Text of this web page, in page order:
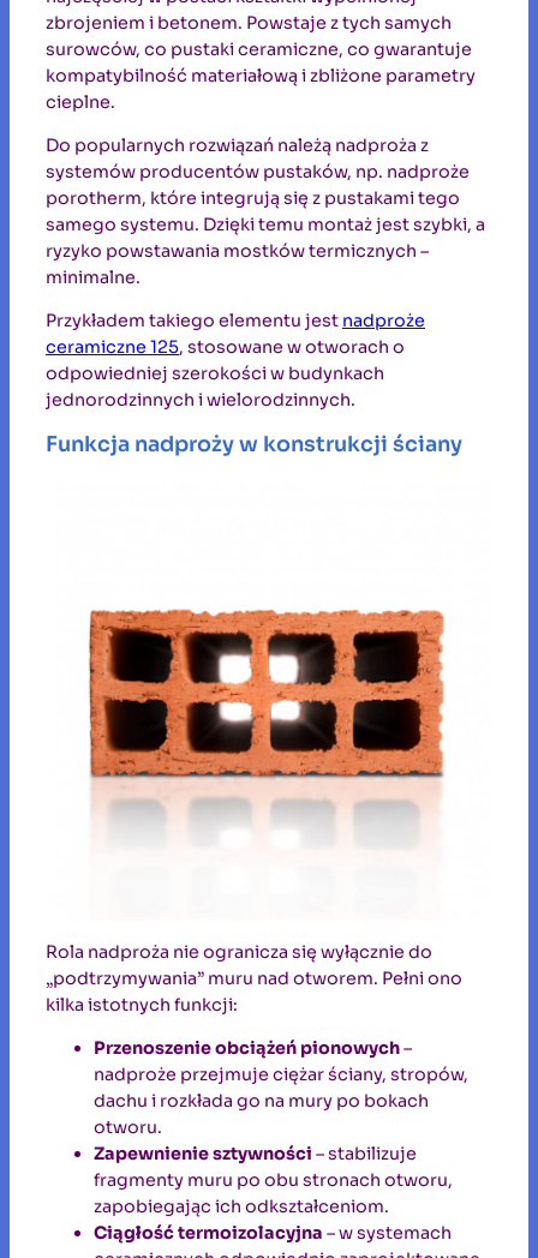
zbrojeniem i betonem. Powstaje z tych samych
surowców, co pustaki ceramiczne, co gwarantuje
kompatybilność materiałową i zbliżone parametry
cieplne.
Do popularnych rozwiązań należą nadproża z
systemów producentów pustaków, np. nadproże
porotherm, które integrują się z pustakami tego
samego systemu. Dzięki temu montaż jest szybki, a
ryzyko powstawania mostków termicznych –
minimalne.
Przykładem takiego elementu jest nadproże
ceramiczne 125, stosowane w otworach o
odpowiedniej szerokości w budynkach
jednorodzinnych i wielorodzinnych.
Funkcja nadproży w konstrukcji ściany
Rola nadproża nie ogranicza się wyłącznie do
„podtrzymywania” muru nad otworem. Pełni ono
kilka istotnych funkcji:
Przenoszenie obciążeń pionowych–
nadproże przejmuje ciężar ściany, stropów,
dachu i rozkłada go na mury po bokach
otworu.
Zapewnienie sztywności – stabilizuje
fragmenty muru po obu stronach otworu,
zapobiegając ich odkształceniom.
Ciągłość termoizolacyjna – w systemach